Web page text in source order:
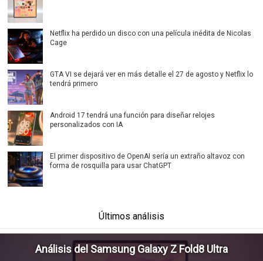
Netflix ha perdido un disco con una película inédita de Nicolas
Cage
GTA VI se dejará ver en más detalle el 27 de agosto y Netflix lo
tendrá primero
Android 17 tendrá una función para diseñar relojes
personalizados con IA
El primer dispositivo de OpenAI sería un extraño altavoz con
forma de rosquilla para usar ChatGPT
Últimos análisis
Análisis del Samsung Galaxy Z Fold8 Ultra